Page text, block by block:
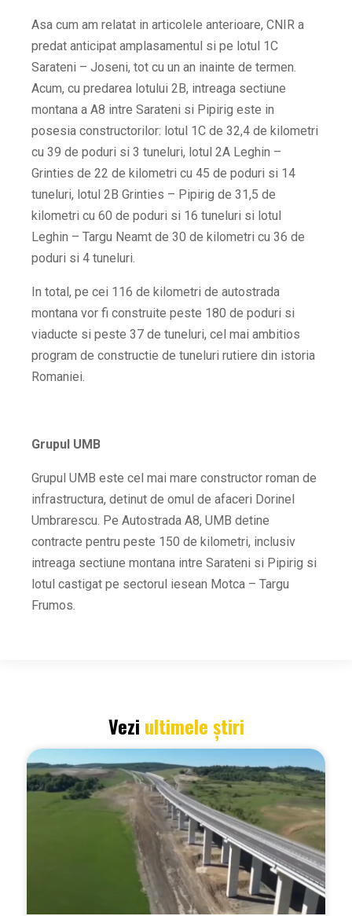
Asa cum am relatat in articolele anterioare, CNIR a
predat anticipat amplasamentul si pe lotul 1C
Sarateni – Joseni, tot cu un an inainte de termen.
Acum, cu predarea lotului 2B, intreaga sectiune
montana a A8 intre Sarateni si Pipirig este in
posesia constructorilor: lotul 1C de 32,4 de kilometri
cu 39 de poduri si 3 tuneluri, lotul 2A Leghin –
Grinties de 22 de kilometri cu 45 de poduri si 14
tuneluri, lotul 2B Grinties – Pipirig de 31,5 de
kilometri cu 60 de poduri si 16 tuneluri si lotul
Leghin – Targu Neamt de 30 de kilometri cu 36 de
poduri si 4 tuneluri.
In total, pe cei 116 de kilometri de autostrada
montana vor fi construite peste 180 de poduri si
viaducte si peste 37 de tuneluri, cel mai ambitios
program de constructie de tuneluri rutiere din istoria
Romaniei.
Grupul UMB
Grupul UMB este cel mai mare constructor roman de
infrastructura, detinut de omul de afaceri Dorinel
Umbrarescu. Pe Autostrada A8, UMB detine
contracte pentru peste 150 de kilometri, inclusiv
intreaga sectiune montana intre Sarateni si Pipirig si
lotul castigat pe sectorul iesean Motca – Targu
Frumos.
Vezi ultimele știri